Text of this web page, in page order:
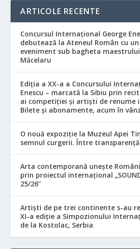
ARTICOLE RECENTE
Concursul Internațional George
debutează la Ateneul Român cu
eveniment sub bagheta
Măcelaru
Ediția a XX-a a Concursului
Enescu – marcată la Sibiu prin
ai competiției și artiști de renume
Bilete și abonamente, acum în
O nouă expoziție la Muzeul Apei
semnul curgerii. Între
Arta contemporană unește
prin proiectul internațional „SOUND
25/26”
Artiști de pe trei continente s-au
XI-a ediție a Simpozionului
de la Kostolac, Serbia